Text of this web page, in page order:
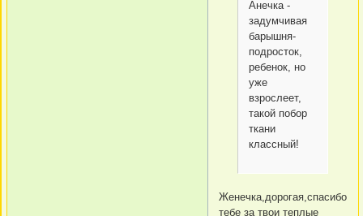
Анечка -
задумчивая
барышня-
подросток,
ребенок, но
уже
взрослеет,
такой побор
ткани
классный!
Женечка,дорогая,спасибо
тебе за твои теплые